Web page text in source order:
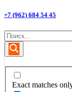
+7 (962) 684 54 45
Exact matches